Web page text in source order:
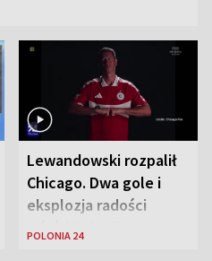
Lewandowski rozpalił
Chicago. Dwa gole i
eksplozja radości
wśród Polonii
POLONIA 24